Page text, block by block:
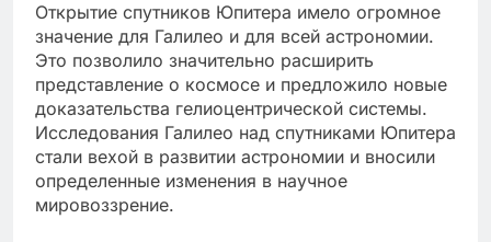
Открытие спутников Юпитера имело огромное
значение для Галилео и для всей астрономии.
Это позволило значительно расширить
представление о космосе и предложило новые
доказательства гелиоцентрической системы.
Исследования Галилео над спутниками Юпитера
стали вехой в развитии астрономии и вносили
определенные изменения в научное
мировоззрение.